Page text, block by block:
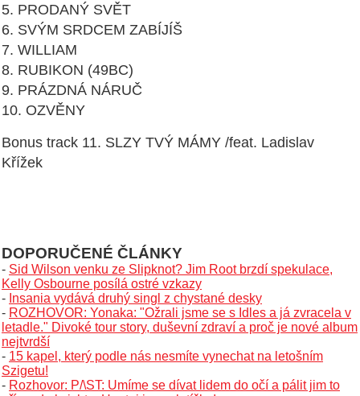
5. PRODANÝ SVĚT
6. SVÝM SRDCEM ZABÍJÍŠ
7. WILLIAM
8. RUBIKON (49BC)
9. PRÁZDNÁ NÁRUČ
10. OZVĚNY
Bonus track 11. SLZY TVÝ MÁMY /feat. Ladislav
Křížek
DOPORUČENÉ ČLÁNKY
- Sid Wilson venku ze Slipknot? Jim Root brzdí spekulace,
Kelly Osbourne posílá ostré vzkazy
- Insania vydává druhý singl z chystané desky
- ROZHOVOR: Yonaka: "Ožrali jsme se s Idles a já zvracela v
letadle." Divoké tour story, duševní zdraví a proč je nové album
nejtvrdší
- 15 kapel, který podle nás nesmíte vynechat na letošním
Szigetu!
- Rozhovor: P/\ST: Umíme se dívat lidem do očí a pálit jim to